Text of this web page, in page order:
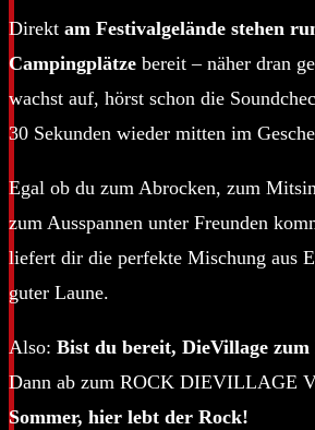
Direkt am Festivalgelände stehen
Campingplätze bereit – näher dran
wachst auf, hörst schon die
30 Sekunden wieder mitten im
Egal ob du zum Abrocken, zum
zum Ausspannen unter Freunden
liefert dir die perfekte Mischung aus
guter Laune.
Also: Bist du bereit, DieVillage zum
Dann ab zum ROCK DIEVILLAGE
Sommer, hier lebt der Rock!